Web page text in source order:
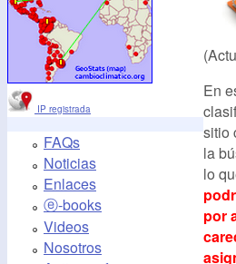
IP registrada
FAQs
Noticias
Enlaces
ⓔ-books
Videos
Nosotros
En
sitio
la
lo
por